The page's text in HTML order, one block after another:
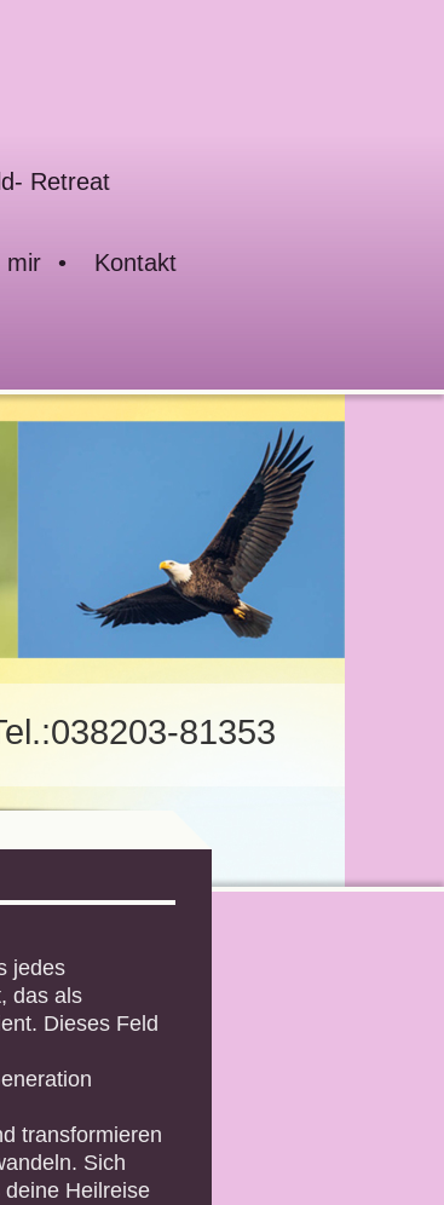
Retreat
mir Kontakt
81353
jedes
das als
Dieses Feld
transformieren
Sich
Heilreise